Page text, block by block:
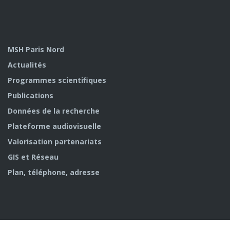
MSH Paris Nord
Actualités
Programmes scientifiques
Publications
Données de la recherche
Plateforme audiovisuelle
Valorisation partenariats
GIS et Réseau
Plan, téléphone, adresse